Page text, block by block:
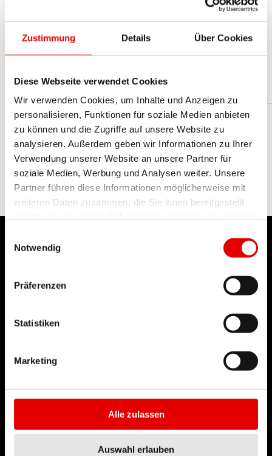
Zustimmung Details Über Cookies
Diese Webseite verwendet Cookies
Wir verwenden Cookies, um Inhalte und Anzeigen zu
personalisieren, Funktionen für soziale Medien anbieten
zu können und die Zugriffe auf unsere Website zu
analysieren. Außerdem geben wir Informationen zu Ihrer
Verwendung unserer Website an unsere Partner für
soziale Medien, Werbung und Analysen weiter. Unsere
Partner führen diese Informationen möglicherweise mit
weiteren Daten zusammen, die Sie ihnen bereitgestellt
Notwendig
Präferenzen
Statistiken
Marketing
Alle zulassen
Auswahl erlauben
CL-ADAPTER MTB
DT SWISS
Jobs & Karriere